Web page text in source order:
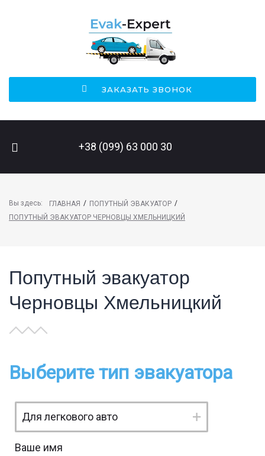
ЗАКАЗАТЬ ЗВОНОК
+38 (099) 63 000 30
Вы здесь: ГЛАВНАЯ / ПОПУТНЫЙ ЭВАКУАТОР /
ПОПУТНЫЙ ЭВАКУАТОР ЧЕРНОВЦЫ ХМЕЛЬНИЦКИЙ
Попутный эвакуатор
Черновцы Хмельницкий
Выберите тип эвакуатора
Ваше имя
ПОИСК НА САЙТЕ